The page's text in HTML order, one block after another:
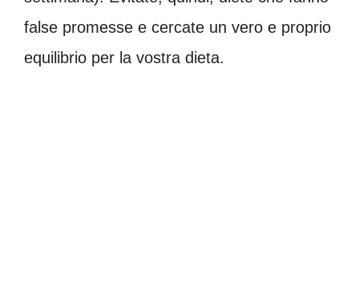
false promesse e cercate un vero e proprio
equilibrio per la vostra dieta.